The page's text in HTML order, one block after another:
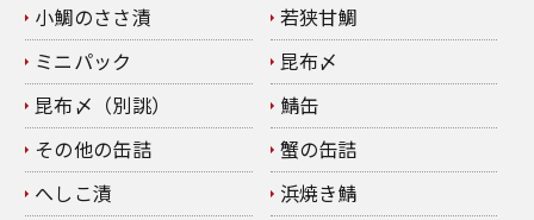
小鯛のささ漬
若狭甘鯛
ミニパック
昆布〆
昆布〆（別誂）
鯖缶
その他の缶詰
蟹の缶詰
へしこ漬
浜焼き鯖